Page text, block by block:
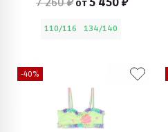
от
110/116 134/140
-40%